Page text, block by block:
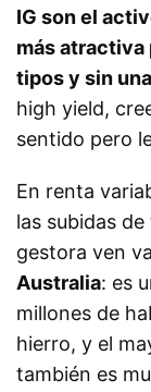
IG son el
más atractiva
tipos y sin
high yield,
sentido pero
En renta
las subidas
gestora ven
Australia: es
millones de
hierro, y el
también es